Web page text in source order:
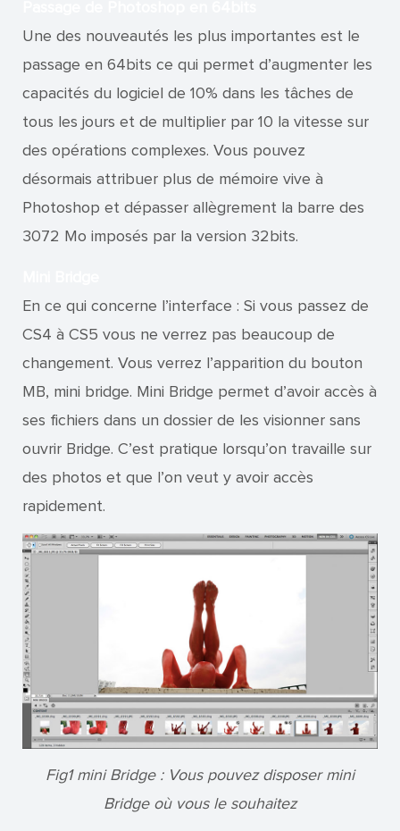
Une des nouveautés les plus importantes est le
passage en 64bits ce qui permet d’augmenter les
capacités du logiciel de 10% dans les tâches de
tous les jours et de multiplier par 10 la vitesse sur
des opérations complexes. Vous pouvez
désormais attribuer plus de mémoire vive à
Photoshop et dépasser allègrement la barre des
3072 Mo imposés par la version 32bits.
En ce qui concerne l’interface : Si vous passez de
CS4 à CS5 vous ne verrez pas beaucoup de
changement. Vous verrez l’apparition du bouton
MB, mini bridge. Mini Bridge permet d’avoir accès à
ses fichiers dans un dossier de les visionner sans
ouvrir Bridge. C’est pratique lorsqu’on travaille sur
des photos et que l’on veut y avoir accès
rapidement.
Fig1 mini Bridge : Vous pouvez disposer mini
Bridge où vous le souhaitez